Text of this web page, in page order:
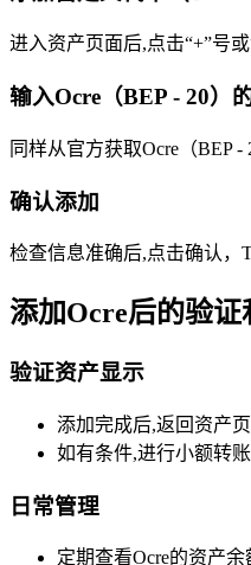
进入资产页面后,点击“+”号
输入Ocre（BEP - 20）
同样从官方获取Ocre（BEP
确认添加
检查信息准确后,点击确认，
添加Ocre后的验证
验证资产显示
添加完成后,返回资产
如有条件,进行小额转
日常管理
定期查看Ocre的资产